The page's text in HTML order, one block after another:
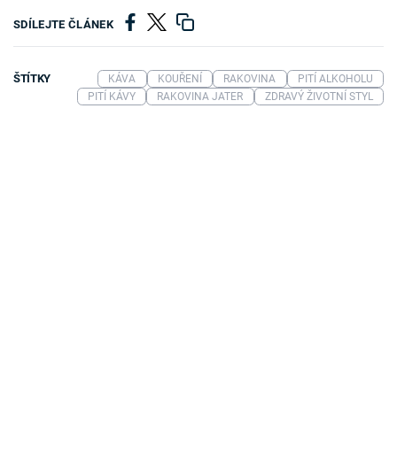
SDÍLEJTE ČLÁNEK
ŠTÍTKY KÁVA KOUŘENÍ RAKOVINA
PITÍ ALKOHOLU
PITÍ KÁVY
RAKOVINA JATER ZDRAVÝ ŽIVOTNÍ STYL